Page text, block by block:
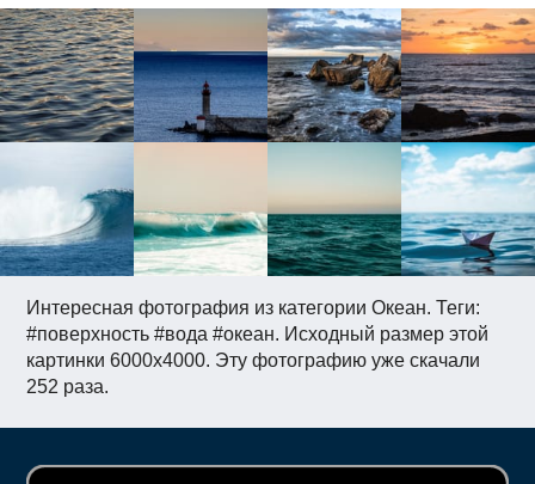
Интересная фотография из категории Океан. Теги:
#поверхность #вода #океан. Исходный размер этой
картинки 6000x4000. Эту фотографию уже скачали
252 раза.